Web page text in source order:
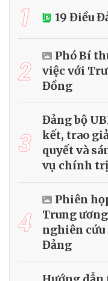
1 19 Điều
2
Phó Bí
việc với
Đồng
3
Đảng bộ
kết, trao
quyết và
vụ chính trị
4
Phiên
Trung
nghiên cứu
Đảng